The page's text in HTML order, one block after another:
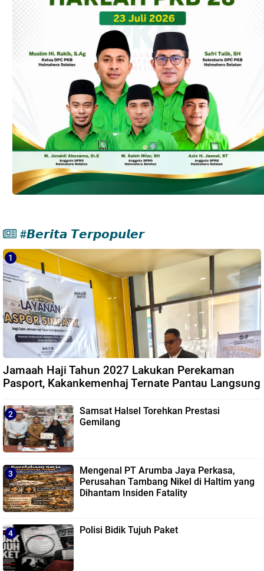
#𝘽𝙚𝙧𝙞𝙩𝙖 𝙏𝙚𝙧𝙥𝙤𝙥𝙪𝙡𝙚𝙧
Jamaah Haji Tahun 2027 Lakukan Perekaman
Pasport, Kakankemenhaj Ternate Pantau Langsung
Samsat Halsel Torehkan Prestasi
Gemilang
Mengenal PT Arumba Jaya Perkasa,
Perusahan Tambang Nikel di Haltim yang
Dihantam Insiden Fatality
Polisi Bidik Tujuh Paket